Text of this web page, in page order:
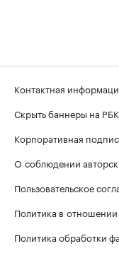
Контактная
Скрыть баннеры на РБК
Корпоративная
О соблюдении
Пользовательское
Политика в
Политика обработки